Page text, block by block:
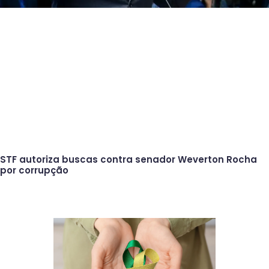
STF autoriza buscas contra senador Weverton Rocha
por corrupção